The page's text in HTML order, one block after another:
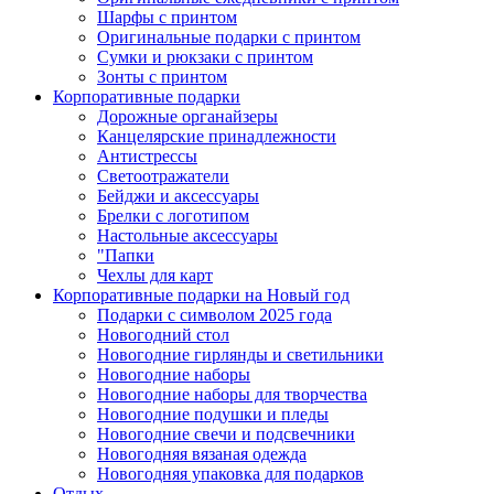
Шарфы с принтом
Оригинальные подарки с принтом
Сумки и рюкзаки с принтом
Зонты с принтом
Корпоративные подарки
Дорожные органайзеры
Канцелярские принадлежности
Антистрессы
Светоотражатели
Бейджи и аксессуары
Брелки с логотипом
Настольные аксессуары
"Папки
Чехлы для карт
Корпоративные подарки на Новый год
Подарки с символом 2025 года
Новогодний стол
Новогодние гирлянды и светильники
Новогодние наборы
Новогодние наборы для творчества
Новогодние подушки и пледы
Новогодние свечи и подсвечники
Новогодняя вязаная одежда
Новогодняя упаковка для подарков